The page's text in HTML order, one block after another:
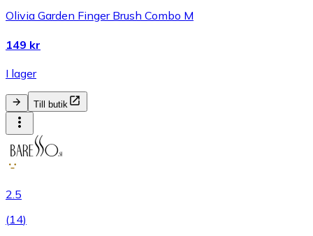
Olivia Garden Finger Brush Combo M
149 kr
I lager
Till butik
2.5
(14)